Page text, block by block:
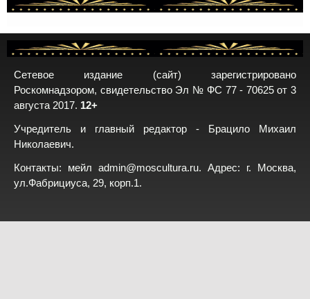
Сетевое издание (сайт) зарегистрировано
Роскомнадзором, свидетельство Эл № ФС 77 - 70625 от 3
августа 2017. 12+
Учредитель и главный редактор - Брацило Михаил
Николаевич.
Контакты: мейл admin@moscultura.ru. Адрес: г. Москва,
ул.Фабрициуса, 29, корп.1.